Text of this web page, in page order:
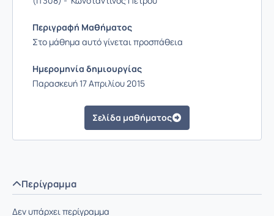
Περιγραφή Μαθήματος
Στο μάθημα αυτό γίνεται προσπάθεια
Ημερομηνία δημιουργίας
Παρασκευή 17 Απριλίου 2015
Σελίδα μαθήματος
Περίγραμμα
Δεν υπάρχει περίγραμμα